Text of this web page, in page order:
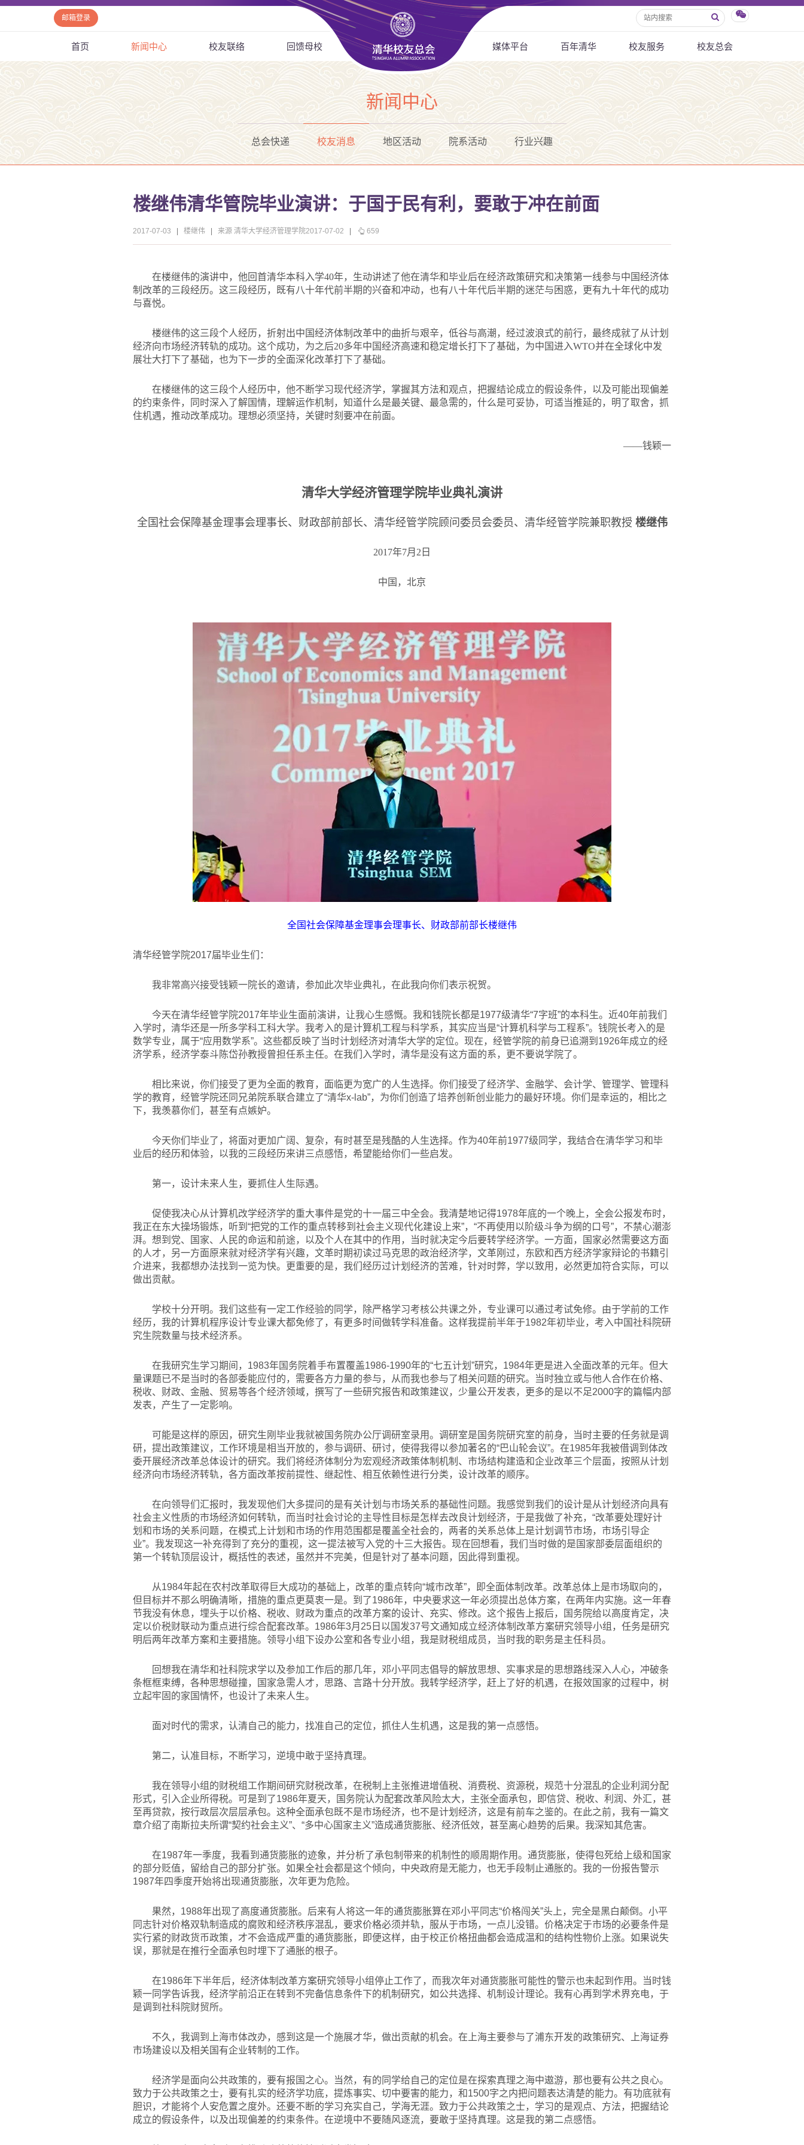
邮箱登录
首页 新闻中心 校友联络 回馈母校 媒体平台 百年清华 校友服务 校友总会
新闻中心
总会快递 校友消息 地区活动 院系活动 行业兴趣
楼继伟清华管院毕业演讲：于国于民有利，要敢于冲在前面
2017-07-03 楼继伟 来源 清华大学经济管理学院2017-07-02 659
在楼继伟的演讲中，他回首清华本科入学40年，生动讲述了他在清华和毕业后在经济政策研究和决策第一线参与中国经济体
制改革的三段经历。这三段经历，既有八十年代前半期的兴奋和冲动，也有八十年代后半期的迷茫与困惑，更有九十年代的成功
与喜悦。
楼继伟的这三段个人经历，折射出中国经济体制改革中的曲折与艰辛，低谷与高潮，经过波浪式的前行，最终成就了从计划
经济向市场经济转轨的成功。这个成功，为之后20多年中国经济高速和稳定增长打下了基础，为中国进入WTO并在全球化中发
展壮大打下了基础，也为下一步的全面深化改革打下了基础。
在楼继伟的这三段个人经历中，他不断学习现代经济学，掌握其方法和观点，把握结论成立的假设条件，以及可能出现偏差
的约束条件，同时深入了解国情，理解运作机制，知道什么是最关键、最急需的，什么是可妥协，可适当推延的，明了取舍，抓
住机遇，推动改革成功。理想必须坚持，关键时刻要冲在前面。
——钱颖一
清华大学经济管理学院毕业典礼演讲
全国社会保障基金理事会理事长、财政部前部长、清华经管学院顾问委员会委员、清华经管学院兼职教授 楼继伟
2017年7月2日
中国，北京
全国社会保障基金理事会理事长、财政部前部长楼继伟
清华经管学院2017届毕业生们：
我非常高兴接受钱颖一院长的邀请，参加此次毕业典礼，在此我向你们表示祝贺。
今天在清华经管学院2017年毕业生面前演讲，让我心生感慨。我和钱院长都是1977级清华“7字班”的本科生。近40年前我们
入学时，清华还是一所多学科工科大学。我考入的是计算机工程与科学系，其实应当是“计算机科学与工程系”。钱院长考入的是
数学专业，属于“应用数学系”。这些都反映了当时计划经济对清华大学的定位。现在，经管学院的前身已追溯到1926年成立的经
济学系，经济学泰斗陈岱孙教授曾担任系主任。在我们入学时，清华是没有这方面的系，更不要说学院了。
相比来说，你们接受了更为全面的教育，面临更为宽广的人生选择。你们接受了经济学、金融学、会计学、管理学、管理科
学的教育，经管学院还同兄弟院系联合建立了“清华x-lab”，为你们创造了培养创新创业能力的最好环境。你们是幸运的，相比之
下，我羡慕你们，甚至有点嫉妒。
今天你们毕业了，将面对更加广阔、复杂，有时甚至是残酷的人生选择。作为40年前1977级同学，我结合在清华学习和毕
业后的经历和体验，以我的三段经历来讲三点感悟，希望能给你们一些启发。
第一，设计未来人生，要抓住人生际遇。
促使我决心从计算机改学经济学的重大事件是党的十一届三中全会。我清楚地记得1978年底的一个晚上，全会公报发布时，
我正在东大操场锻炼，听到“把党的工作的重点转移到社会主义现代化建设上来”，“不再使用以阶级斗争为纲的口号”，不禁心潮澎
湃。想到党、国家、人民的命运和前途，以及个人在其中的作用，当时就决定今后要转学经济学。一方面，国家必然需要这方面
的人才，另一方面原来就对经济学有兴趣，文革时期初读过马克思的政治经济学，文革刚过，东欧和西方经济学家辩论的书籍引
介进来，我都想办法找到一览为快。更重要的是，我们经历过计划经济的苦难，针对时弊，学以致用，必然更加符合实际，可以
做出贡献。
学校十分开明。我们这些有一定工作经验的同学，除严格学习考核公共课之外，专业课可以通过考试免修。由于学前的工作
经历，我的计算机程序设计专业课大都免修了，有更多时间做转学科准备。这样我提前半年于1982年初毕业，考入中国社科院研
究生院数量与技术经济系。
在我研究生学习期间，1983年国务院着手布置覆盖1986-1990年的“七五计划”研究，1984年更是进入全面改革的元年。但大
量课题已不是当时的各部委能应付的，需要各方力量的参与，从而我也参与了相关问题的研究。当时独立或与他人合作在价格、
税收、财政、金融、贸易等各个经济领域，撰写了一些研究报告和政策建议，少量公开发表，更多的是以不足2000字的篇幅内部
发表，产生了一定影响。
可能是这样的原因，研究生刚毕业我就被国务院办公厅调研室录用。调研室是国务院研究室的前身，当时主要的任务就是调
研，提出政策建议，工作环境是相当开放的，参与调研、研讨，使得我得以参加著名的“巴山轮会议”。在1985年我被借调到体改
委开展经济改革总体设计的研究。我们将经济体制分为宏观经济政策体制机制、市场结构建造和企业改革三个层面，按照从计划
经济向市场经济转轨，各方面改革按前提性、继起性、相互依赖性进行分类，设计改革的顺序。
在向领导们汇报时，我发现他们大多提问的是有关计划与市场关系的基础性问题。我感觉到我们的设计是从计划经济向具有
社会主义性质的市场经济如何转轨，而当时社会讨论的主导性目标是怎样去改良计划经济，于是我做了补充，“改革要处理好计
划和市场的关系问题，在模式上计划和市场的作用范围都是覆盖全社会的，两者的关系总体上是计划调节市场，市场引导企
业”。我发现这一补充得到了充分的重视，这一提法被写入党的十三大报告。现在回想看，我们当时做的是国家部委层面组织的
第一个转轨顶层设计，概括性的表述，虽然并不完美，但是针对了基本问题，因此得到重视。
从1984年起在农村改革取得巨大成功的基础上，改革的重点转向“城市改革”，即全面体制改革。改革总体上是市场取向的，
但目标并不那么明确清晰，措施的重点更莫衷一是。到了1986年，中央要求这一年必须提出总体方案，在两年内实施。这一年春
节我没有休息，埋头于以价格、税收、财政为重点的改革方案的设计、充实、修改。这个报告上报后，国务院给以高度肯定，决
定以价税财联动为重点进行综合配套改革。1986年3月25日以国发37号文通知成立经济体制改革方案研究领导小组，任务是研究
明后两年改革方案和主要措施。领导小组下设办公室和各专业小组，我是财税组成员，当时我的职务是主任科员。
回想我在清华和社科院求学以及参加工作后的那几年，邓小平同志倡导的解放思想、实事求是的思想路线深入人心，冲破条
条框框束缚，各种思想碰撞，国家急需人才，思路、言路十分开放。我转学经济学，赶上了好的机遇，在报效国家的过程中，树
立起牢固的家国情怀，也设计了未来人生。
面对时代的需求，认清自己的能力，找准自己的定位，抓住人生机遇，这是我的第一点感悟。
第二，认准目标，不断学习，逆境中敢于坚持真理。
我在领导小组的财税组工作期间研究财税改革，在税制上主张推进增值税、消费税、资源税，规范十分混乱的企业利润分配
形式，引入企业所得税。可是到了1986年夏天，国务院认为配套改革风险太大，主张全面承包，即信贷、税收、利润、外汇，甚
至再贷款，按行政层次层层承包。这种全面承包既不是市场经济，也不是计划经济，这是有前车之鉴的。在此之前，我有一篇文
章介绍了南斯拉夫所谓“契约社会主义”、“多中心国家主义”造成通货膨胀、经济低效，甚至离心趋势的后果。我深知其危害。
在1987年一季度，我看到通货膨胀的迹象，并分析了承包制带来的机制性的顺周期作用。通货膨胀，使得包死给上级和国家
的部分贬值，留给自己的部分扩张。如果全社会都是这个倾向，中央政府是无能力，也无手段制止通胀的。我的一份报告警示
1987年四季度开始将出现通货膨胀，次年更为危险。
果然，1988年出现了高度通货膨胀。后来有人将这一年的通货膨胀算在邓小平同志“价格闯关”头上，完全是黑白颠倒。小平
同志针对价格双轨制造成的腐败和经济秩序混乱，要求价格必须并轨，服从于市场，一点儿没错。价格决定于市场的必要条件是
实行紧的财政货币政策，才不会造成严重的通货膨胀，即便这样，由于校正价格扭曲都会造成温和的结构性物价上涨。如果说失
误，那就是在推行全面承包时埋下了通胀的根子。
在1986年下半年后，经济体制改革方案研究领导小组停止工作了，而我次年对通货膨胀可能性的警示也未起到作用。当时钱
颖一同学告诉我，经济学前沿正在转到不完备信息条件下的机制研究，如公共选择、机制设计理论。我有心再到学术界充电，于
是调到社科院财贸所。
不久，我调到上海市体改办，感到这是一个施展才华，做出贡献的机会。在上海主要参与了浦东开发的政策研究、上海证券
市场建设以及相关国有企业转制的工作。
经济学是面向公共政策的，要有报国之心。当然，有的同学给自己的定位是在探索真理之海中遨游，那也要有公共之良心。
致力于公共政策之士，要有扎实的经济学功底，提炼事实、切中要害的能力，和1500字之内把问题表达清楚的能力。有功底就有
胆识，才能将个人安危置之度外。还要不断的学习充实自己，学海无涯。致力于公共政策之士，学习的是观点、方法，把握结论
成立的假设条件，以及出现偏差的约束条件。在逆境中不要随风逐流，要敢于坚持真理。这是我的第二点感悟。